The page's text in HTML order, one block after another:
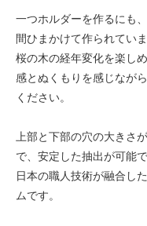
一つホルダーを作るにも
間ひまかけて作られていま
桜の木の経年変化を楽し
感とぬくもりを感じなが
ください。
上部と下部の穴の大きさ
で、安定した抽出が可能で
日本の職人技術が融合し
ムです。